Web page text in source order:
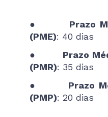
● Prazo
(PME): 40 dias
● Prazo
(PMR): 35 dias
● Prazo
(PMP): 20 dias